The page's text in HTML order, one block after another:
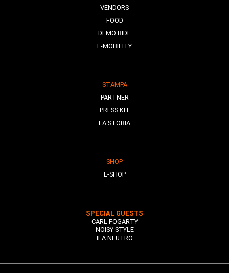
VENDORS
FOOD
DEMO RIDE
E-MOBILITY
STAMPA
PARTNER
PRESS KIT
LA STORIA
SHOP
E-SHOP
SPECIAL GUESTS
CARL FOGARTY
NOISY STYLE
ILA NEUTRO